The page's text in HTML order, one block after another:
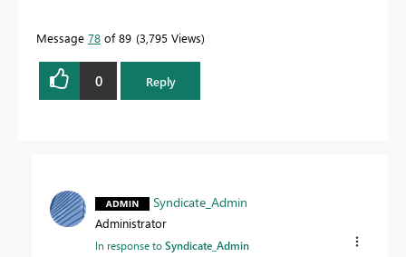
Message 78 of 89 3,795 Views
0 Reply
Syndicate_Admin
Administrator
In response toSyndicate_Admin